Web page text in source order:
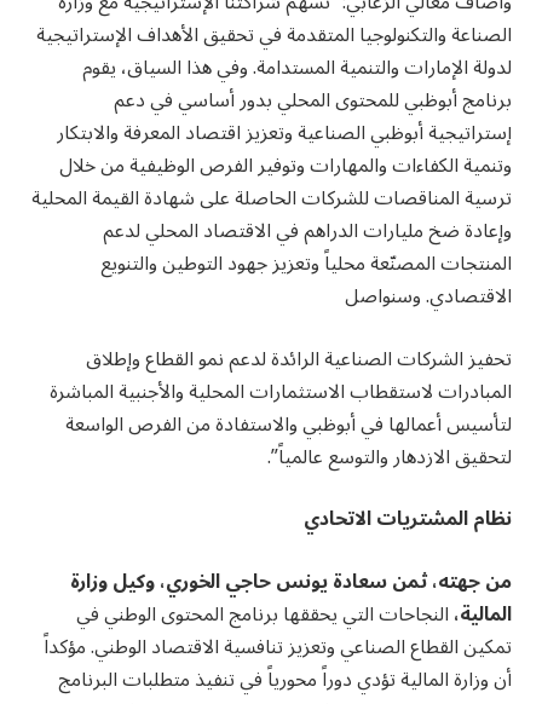
الصناعة والتكنولوجيا المتقدمة في تحقيق الأهداف الإستراتيجية
لدولة الإمارات والتنمية المستدامة. وفي هذا السياق، يقوم
برنامج أبوظبي للمحتوى المحلي بدور أساسي في دعم
إستراتيجية أبوظبي الصناعية وتعزيز اقتصاد المعرفة والابتكار
وتنمية الكفاءات والمهارات وتوفير الفرص الوظيفية من خلال
ترسية المناقصات للشركات الحاصلة على شهادة القيمة المحلية
وإعادة ضخ مليارات الدراهم في الاقتصاد المحلي لدعم
المنتجات المصنّعة محلياً وتعزيز جهود التوطين والتنويع
الاقتصادي. وسنواصل
تحفيز الشركات الصناعية الرائدة لدعم نمو القطاع وإطلاق
المبادرات لاستقطاب الاستثمارات المحلية والأجنبية المباشرة
لتأسيس أعمالها في أبوظبي والاستفادة من الفرص الواسعة
لتحقيق الازدهار والتوسع عالمياً”.
نظام المشتريات الاتحادي
من جهته، ثمن سعادة يونس حاجي الخوري، وكيل وزارة
المالية،النجاحات التي يحققها برنامج المحتوى الوطني في
تمكين القطاع الصناعي وتعزيز تنافسية الاقتصاد الوطني. مؤكداً
أن وزارة المالية تؤدي دوراً محورياً في تنفيذ متطلبات البرنامج